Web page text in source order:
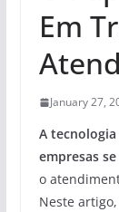
Em
January 27,
A
empresas
o
Neste